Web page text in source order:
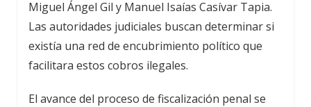
Miguel Ángel Gil y Manuel Isaías Casívar Tapia.
Las autoridades judiciales buscan determinar si
existía una red de encubrimiento político que
facilitara estos cobros ilegales.
El avance del proceso de fiscalización penal se